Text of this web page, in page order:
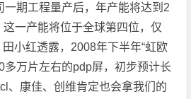
一期工程量产后，年产能将达到2
一产能将位于全球第四位，仅
小红透露，2008年下半年“虹欧
多万片左右的pdp屏，初步预计长
、康佳、创维肯定也会拿我们的